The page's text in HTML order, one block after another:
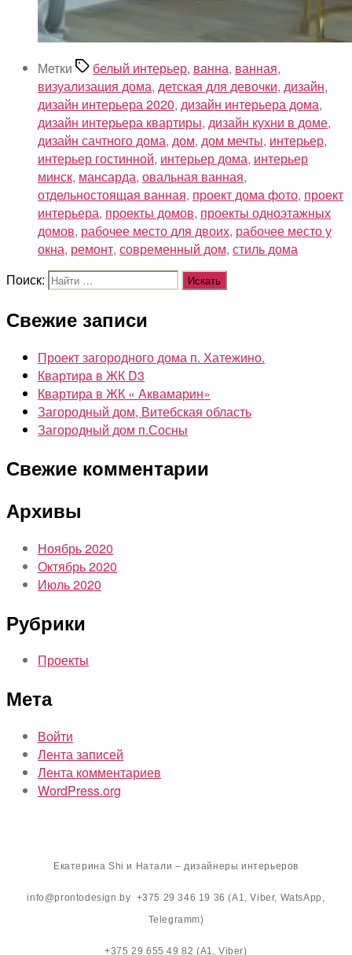
Метки белый интерьер, ванна, ванная,
визуализация дома, детская для девочки, дизайн,
дизайн интерьера 2020, дизайн интерьера дома,
дизайн интерьера квартиры, дизайн кухни в доме,
дизайн сачтного дома, дом, дом мечты, интерьер,
интерьер гостинной, интерьер дома, интерьер
минск, мансарда, овальная ванная,
отдельностоящая ванная, проект дома фото, проект
интерьера, проекты домов, проекты одноэтажных
домов, рабочее место для двоих, рабочее место у
окна, ремонт, современный дом, стиль дома
Поиск:
Свежие записи
Проект загородного дома п. Хатежино.
Квартирa в ЖК D3
Квартира в ЖК « Аквамарин»
Загородный дом, Витебская область
Загородный дом п.Сосны
Свежие комментарии
Архивы
Ноябрь 2020
Октябрь 2020
Июль 2020
Рубрики
Проекты
Мета
Войти
Лента записей
Лента комментариев
WordPress.org
Екатерина Shi и Натали – дизайнеры интерьеров
info@prontodesign.by +375 29 346 19 36 (A1, Viber, WatsApp,
Telegramm)
+375 29 655 49 82 (A1, Viber)